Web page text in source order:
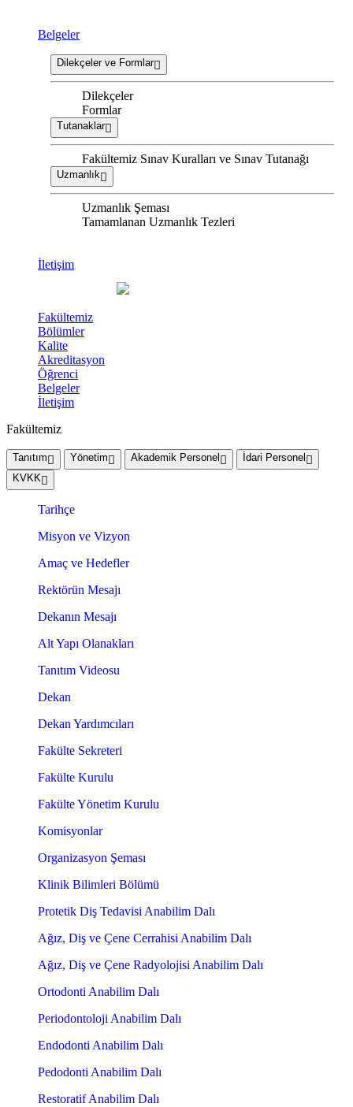
Belgeler
Dilekçeler ve Formlar
Dilekçeler
Formlar
Tutanaklar
Fakültemiz Sınav Kuralları ve Sınav Tutanağı
Uzmanlık
Uzmanlık Şeması
Tamamlanan Uzmanlık Tezleri
İletişim
Fakültemiz
Bölümler
Kalite
Akreditasyon
Öğrenci
Belgeler
İletişim
Fakültemiz
Tanıtım Yönetim Akademik Personel
İdari Personel
KVKK
Tarihçe
Misyon ve Vizyon
Amaç ve Hedefler
Rektörün Mesajı
Dekanın Mesajı
Alt Yapı Olanakları
Tanıtım Videosu
Dekan
Dekan Yardımcıları
Fakülte Sekreteri
Fakülte Kurulu
Fakülte Yönetim Kurulu
Komisyonlar
Organizasyon Şeması
Klinik Bilimleri Bölümü
Protetik Diş Tedavisi Anabilim Dalı
Ağız, Diş ve Çene Cerrahisi Anabilim Dalı
Ağız, Diş ve Çene Radyolojisi Anabilim Dalı
Ortodonti Anabilim Dalı
Periodontoloji Anabilim Dalı
Endodonti Anabilim Dalı
Pedodonti Anabilim Dalı
Restoratif Anabilim Dalı